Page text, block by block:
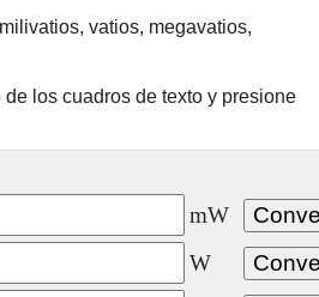
vatios, megavatios,
de los cuadros de texto y presione
mW
W